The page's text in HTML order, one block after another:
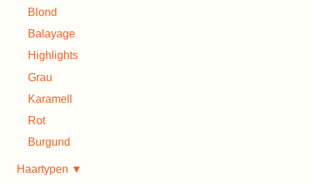
Blond
Balayage
Highlights
Grau
Karamell
Rot
Burgund
Haartypen ▼